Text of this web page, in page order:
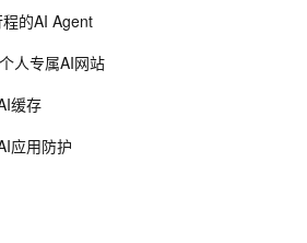
的AI Agent
人专属AI网站
缓存
应用防护